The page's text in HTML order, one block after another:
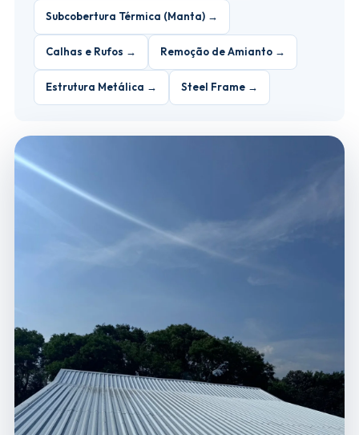
Subcobertura Térmica (Manta) →
Calhas e Rufos → Remoção de Amianto →
Estrutura Metálica → Steel Frame →